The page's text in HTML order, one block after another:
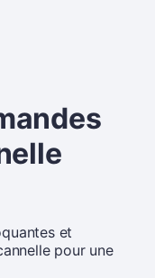
et
pour une